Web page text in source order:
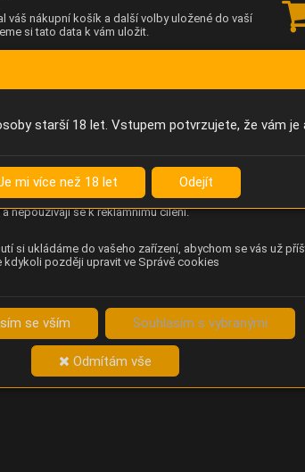
váš nákupní košík a další volby uložené do vaší
si tato data k vám uložit.
na webu (pohyb kurzoru, kliknutí, procházení
provozovateli e-shopu Betelné škopek pomáhá
Data zpracovává služba Contentsquare
nepoužívají se k reklamnímu cílení.
si ukládáme do vašeho zařízení, abychom se vás už
kdykoli později upravit ve Správě cookies
se vším Souhlasím s vybranými
Odmítám vše
starší 18 let. Vstupem potvrzujete, že vám je
mi více než 18 let Odejít